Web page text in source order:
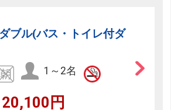
ブル(バス・トイレ付ダ
1～2名
円